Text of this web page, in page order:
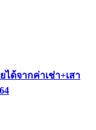
ได้จากค่าเช่า+เสา